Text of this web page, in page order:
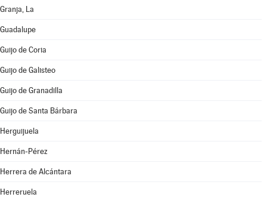
Granja, La
Guadalupe
Guijo de Coria
Guijo de Galisteo
Guijo de Granadilla
Guijo de Santa Bárbara
Herguijuela
Hernán-Pérez
Herrera de Alcántara
Herreruela